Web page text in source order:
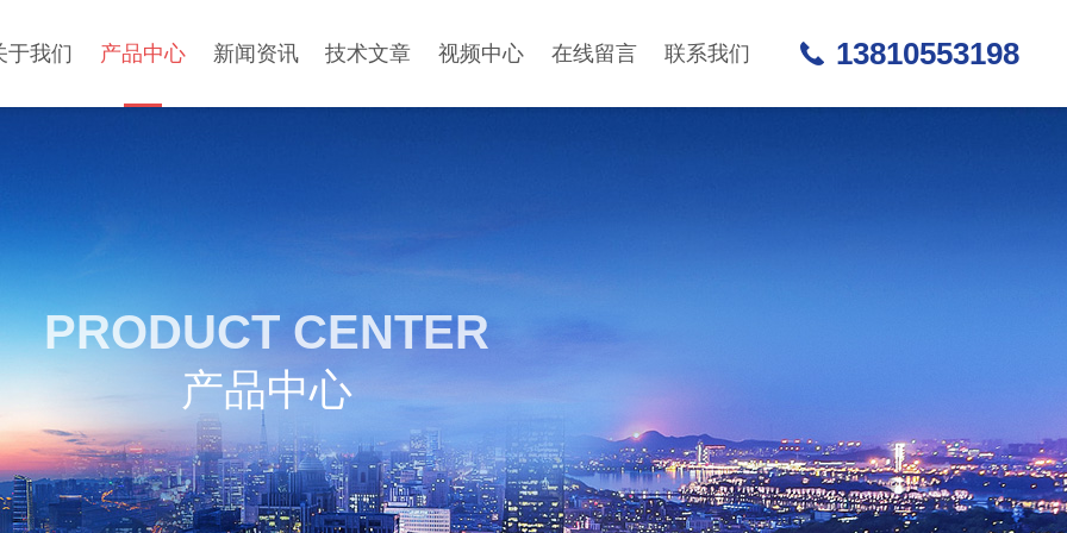
于我们 产品中心 新闻资讯 技术文章 视频中心 在线留言 联系我们 13810553198
PRODUCT CENTER
产品中心